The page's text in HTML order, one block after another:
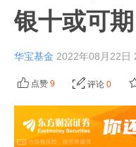
银十或可期
华宝基金 2022年08月22日
点赞 9 评论 0